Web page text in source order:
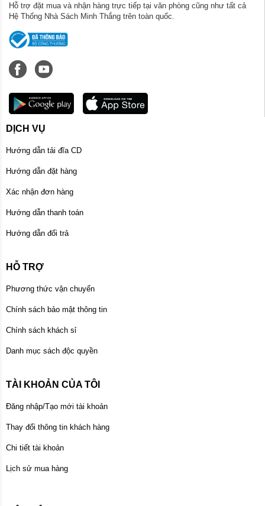
Hỗ trợ đặt mua và nhận hàng trực tiếp tại văn phòng cũng như tất cả
Hệ Thống Nhà Sách Minh Thắng trên toàn quốc.
DỊCH VỤ
Hướng dẫn tải đĩa CD
Hướng dẫn đặt hàng
Xác nhận đơn hàng
Hướng dẫn thanh toán
Hướng dẫn đổi trả
HỖ TRỢ
Phương thức vận chuyển
Chính sách bảo mật thông tin
Chính sách khách sỉ
Danh mục sách độc quyền
TÀI KHOẢN CỦA TÔI
Đăng nhập/Tạo mới tài khoản
Thay đổi thông tin khách hàng
Chi tiết tài khoản
Lịch sử mua hàng